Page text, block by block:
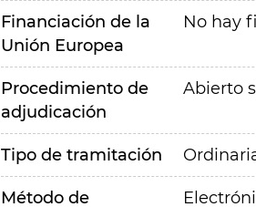
Financiación de la
Unión Europea
No hay
Procedimiento de
adjudicación
Abierto
Tipo de tramitación
Método de